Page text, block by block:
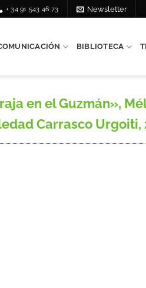
+ 34 91 543 46 73 Newsletter
BIBLIOTECA
en el Guzmán»,
Carrasco Urgoiti,